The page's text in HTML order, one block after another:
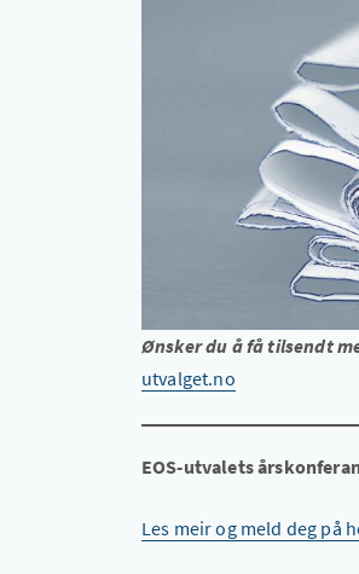
Ønsker du å få tilsendt
utvalget.no
EOS-utvalets
Les meir og meld deg på